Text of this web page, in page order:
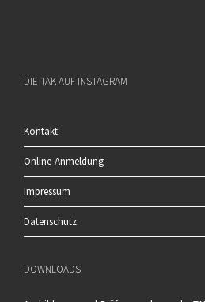
DIE TAK AUF INSTAGRAM
Kontakt
Online-Anmeldung
Impressum
Datenschutz
DOWNLOADS